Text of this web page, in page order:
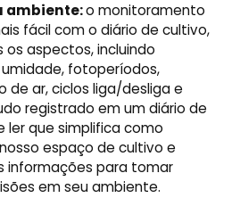
ambiente:o monitoramento
fácil com o diário de cultivo,
aspectos, incluindo
fotoperíodos,
de ar, ciclos liga/desliga e
registrado em um diário de
ler que simplifica como
espaço de cultivo e
informações para tomar
em seu ambiente.